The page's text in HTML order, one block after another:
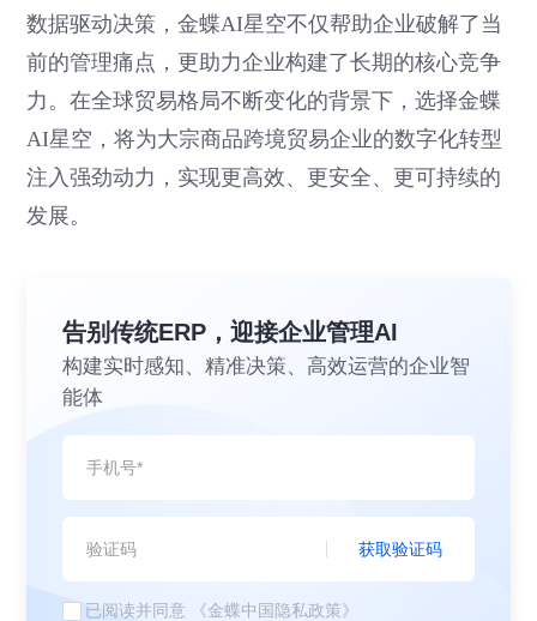
数据驱动决策，金蝶AI星空不仅帮助企业破解了当
前的管理痛点，更助力企业构建了长期的核心竞争
力。在全球贸易格局不断变化的背景下，选择金蝶
AI星空，将为大宗商品跨境贸易企业的数字化转型
注入强劲动力，实现更高效、更安全、更可持续的
发展。
告别传统ERP，迎接企业管理AI
构建实时感知、精准决策、高效运营的企业智
能体
获取验证码
已阅读并同意 《金蝶中国隐私政策》